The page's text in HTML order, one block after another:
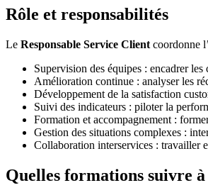
Rôle et responsabilités
Le Responsable Service Client coordonne
Supervision des équipes : encadrer
Amélioration continue : analyser les
Développement de la satisfaction
Suivi des indicateurs : piloter la
Formation et accompagnement :
Gestion des situations complexes :
Collaboration interservices : travailler
Quelles formations suivre